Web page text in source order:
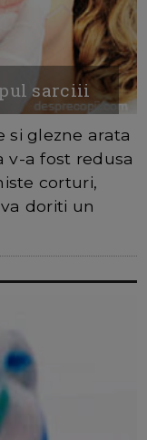
sarciii
si glezne arata
v-a fost redusa
corturi,
doriti un